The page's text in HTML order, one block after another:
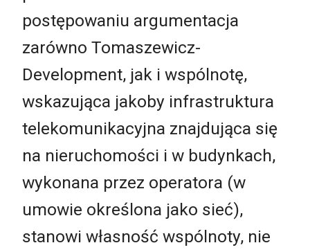
postępowaniu argumentacja
zarówno Tomaszewicz-
Development, jak i wspólnotę,
wskazująca jakoby infrastruktura
telekomunikacyjna znajdująca się
na nieruchomości i w budynkach,
wykonana przez operatora (w
umowie określona jako sieć),
stanowi własność wspólnoty, nie